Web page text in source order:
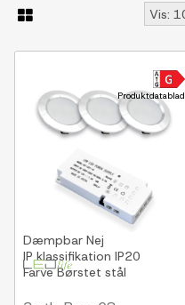
Produktdatablad
Dæmpbar Nej
IP klassifikation IP20
FarveBørstet stål